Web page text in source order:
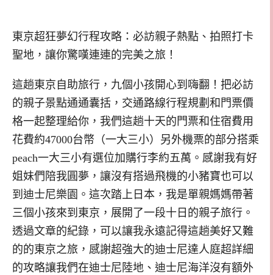
東京超狂夢幻行程攻略：必訪親子熱點、拍照打卡
聖地，讓你驚嘆連連的完美之旅！
這趟東京自助旅行，九個小孩開心到嗨翻！把必訪
的親子景點通通囊括，交通路線行程規劃和門票價
格一起整理給你，我們這趟十天的門票和住宿費用
花費約47000台幣（一大三小）另外機票的部分搭乘
peach一大三小有選位加購行李約五萬。感謝我有好
姐妹們陪我圓夢，讓沒有搭過飛機的小豬寶也可以
到迪士尼樂園。這次踏上日本，我是單親媽媽帶著
三個小孩來到東京， 展開了一段十日的親子旅行。
透過文章的紀錄，可以讓我永遠記得這趟美好又難
的的東京之旅，感謝超強大的迪士尼達人庭超詳細
的攻略讓我們在迪士尼陸地、迪士尼海洋沒有額外